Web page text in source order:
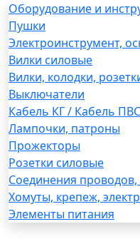
Оборудование и
Пушки
Электроинструмент,
Вилки силовые
Вилки, колодки,
Выключатели
Кабель КГ / Кабель ПВС
Лампочки, патроны
Прожекторы
Розетки силовые
Соединения проводов,
Хомуты, крепеж,
Элементы питания